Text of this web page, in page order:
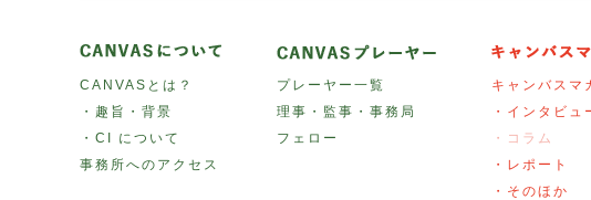
CANVASとは？
・趣旨・背景
・CI について
事務所へのアクセス
プレーヤー一覧
理事・監事・事務局
フェロー
キャンバスマ
・インタビュ
・コラム
・レポート
・そのほか